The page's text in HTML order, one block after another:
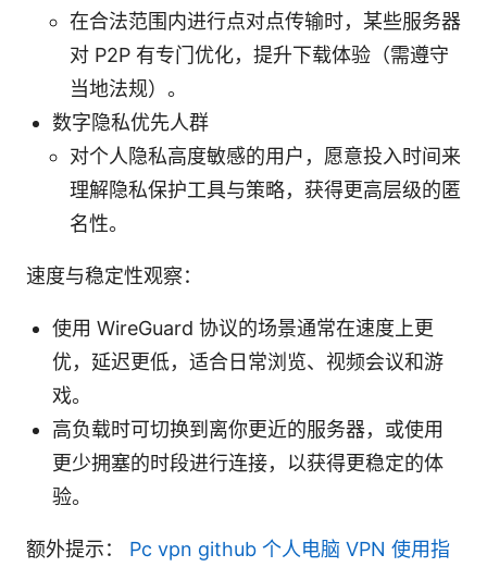
在合法范围内进行点对点传输时，某些服务器
对 P2P 有专门优化，提升下载体验（需遵守
当地法规）。
数字隐私优先人群
对个人隐私高度敏感的用户，愿意投入时间来
理解隐私保护工具与策略，获得更高层级的匿
名性。
速度与稳定性观察：
使用 WireGuard 协议的场景通常在速度上更
优，延迟更低，适合日常浏览、视频会议和游
戏。
高负载时可切换到离你更近的服务器，或使用
更少拥塞的时段进行连接，以获得更稳定的体
验。
额外提示： Pc vpn github 个人电脑 VPN 使用指